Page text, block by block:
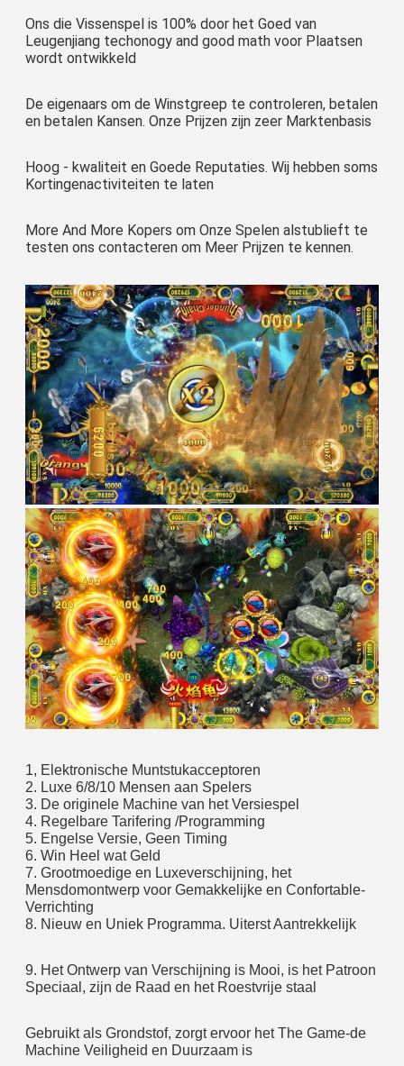
Ons die Vissenspel is 100% door het Goed van
Leugenjiang techonogy and good math voor Plaatsen
wordt ontwikkeld
De eigenaars om de Winstgreep te controleren, betalen
en betalen Kansen. Onze Prijzen zijn zeer Marktenbasis
Hoog - kwaliteit en Goede Reputaties. Wij hebben soms
Kortingenactiviteiten te laten
More And More Kopers om Onze Spelen alstublieft te
testen ons contacteren om Meer Prijzen te kennen.
1, Elektronische Muntstukacceptoren
2. Luxe 6/8/10 Mensen aan Spelers
3. De originele Machine van het Versiespel
4. Regelbare Tarifering /Programming
5. Engelse Versie, Geen Timing
6. Win Heel wat Geld
7. Grootmoedige en Luxeverschijning, het
Mensdomontwerp voor Gemakkelijke en Confortable-
Verrichting
8. Nieuw en Uniek Programma. Uiterst Aantrekkelijk
9. Het Ontwerp van Verschijning is Mooi, is het Patroon
Speciaal, zijn de Raad en het Roestvrije staal
Gebruikt als Grondstof, zorgt ervoor het The Game-de
Machine Veiligheid en Duurzaam is